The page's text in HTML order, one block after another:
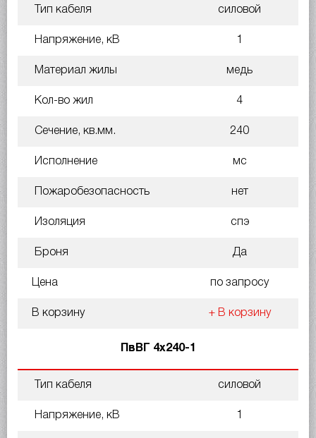
Тип кабеля силовой
Напряжение, кВ
Материал жилы медь
Кол-во жил 4
Сечение, кв.мм. 240
Исполнение мс
Пожаробезопасность нет
Изоляция спэ
Броня Да
Цена по запросу
В корзину + В корзину
ПвВГ 4х240-1
Тип кабеля силовой
Напряжение, кВ